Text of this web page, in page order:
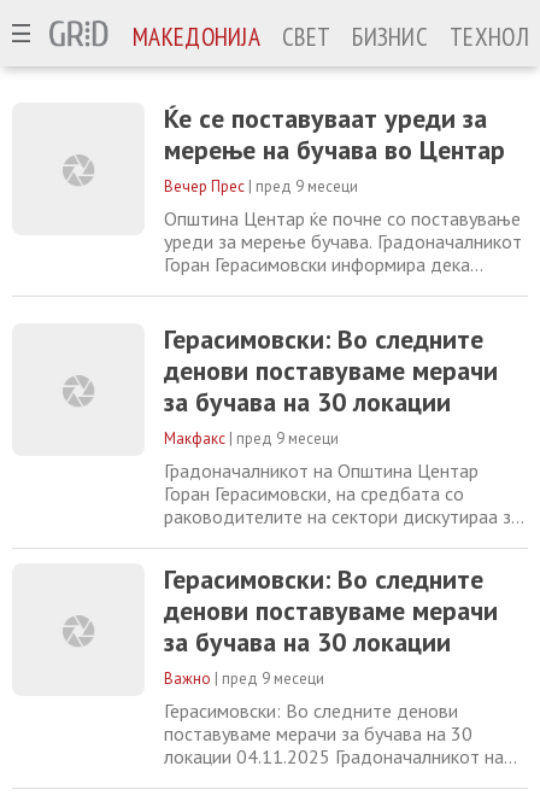
МАКЕДОНИЈА СВЕТ БИЗНИС
Ќе се поставуваат уреди за
мерење на бучава во Центар
Вечер Прес | пред 9 месеци
Општина Центар ќе почне со поставување
уреди за мерење бучава. Градоначалникот
Горан Герасимовски информира дека
почне веднаш. На состанокот со
раководителите на сектори, Герасимовски
истакна дека уредите се приоритет и дека
треба да се инсталираат што поскоро. –
Герасимовски: Во следните
денови поставуваме мерачи
за бучава на 30 локации
Макфакс | пред 9 месеци
Градоначалникот на Општина Центар
Горан Герасимовски, на средбата со
раководителите на сектори дискутираа за
Тој најави дека, во месец ноември ќе се
одржат буџетските форуми кадешто
граѓаните се добредојдени да дадат што
поголем број на идеи и предлози за развој
на општината.
Герасимовски: Во следните
денови поставуваме мерачи
за бучава на 30 локации
Важно | пред 9 месеци
Герасимовски: Во следните денови
поставуваме мерачи за бучава на 30
локации 04.11.2025 Градоначалникот на